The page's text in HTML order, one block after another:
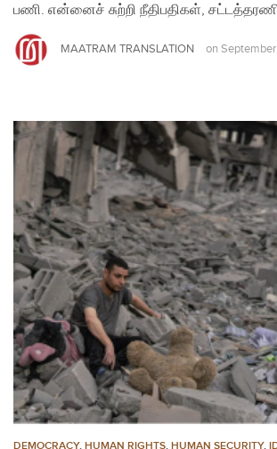
பணி. என்னைச் சுற்றி நீதிபதிகள்,
MAATRAM TRANSLATION on
DEMOCRACY, HUMAN RIGHTS, HUMAN SECURITY,